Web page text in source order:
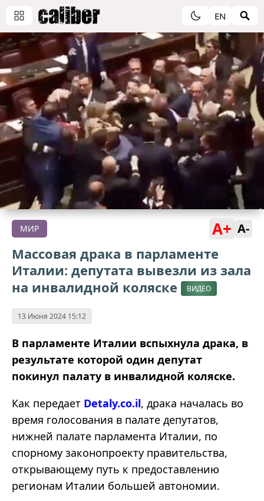
EN
МИР A+ A-
Массовая драка в парламенте
Италии: депутата вывезли из зала
на инвалидной коляске
ВИДЕО
13 Июня 2024 15:12
В парламенте Италии вспыхнула драка, в
результате которой один депутат
покинул палату в инвалидной коляске.
Как передает Detaly.co.il, драка началась во
время голосования в палате депутатов,
нижней палате парламента Италии, по
спорному законопроекту правительства,
открывающему путь к предоставлению
регионам Италии большей автономии.